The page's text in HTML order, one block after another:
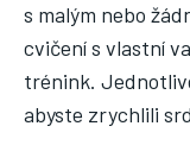
s malým nebo
cvičení s vlastní
trénink.
abyste zrychlili